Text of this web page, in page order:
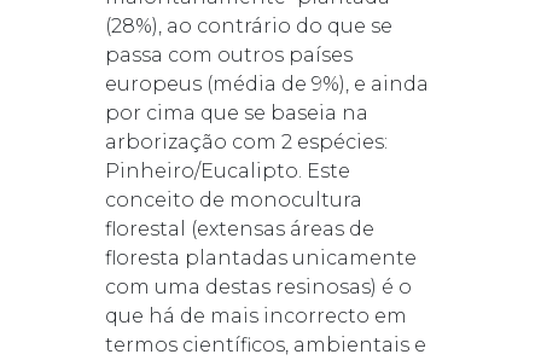
(28%), ao contrário do que se
passa com outros países
europeus (média de 9%), e ainda
por cima que se baseia na
arborização com 2 espécies:
Pinheiro/Eucalipto. Este
conceito de monocultura
florestal (extensas áreas de
floresta plantadas unicamente
com uma destas resinosas) é o
que há de mais incorrecto em
termos científicos, ambientais e